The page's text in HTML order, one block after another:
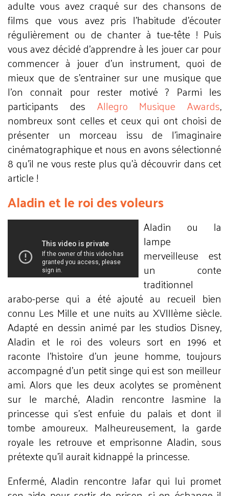
adulte vous avez craqué sur des chansons de
films que vous avez pris l’habitude d’écouter
régulièrement ou de chanter à tue-tête ! Puis
vous avez décidé d’apprendre à les jouer car pour
commencer à jouer d’un instrument, quoi de
mieux que de s’entrainer sur une musique que
l’on connait pour rester motivé ? Parmi les
participants des Allegro Musique Awards,
nombreux sont celles et ceux qui ont choisi de
présenter un morceau issu de l’imaginaire
cinématographique et nous en avons sélectionné
8 qu’il ne vous reste plus qu’à découvrir dans cet
article !
Aladin et le roi des voleurs
Aladin ou la
lampe
merveilleuse est
un conte
traditionnel
arabo-perse qui a été ajouté au recueil bien
connu Les Mille et une nuits au XVIIIème siècle.
Adapté en dessin animé par les studios Disney,
Aladin et le roi des voleurs sort en 1996 et
raconte l’histoire d’un jeune homme, toujours
accompagné d’un petit singe qui est son meilleur
ami. Alors que les deux acolytes se promènent
sur le marché, Aladin rencontre Jasmine la
princesse qui s’est enfuie du palais et dont il
tombe amoureux. Malheureusement, la garde
royale les retrouve et emprisonne Aladin, sous
prétexte qu’il aurait kidnappé la princesse.
Enfermé, Aladin rencontre Jafar qui lui promet